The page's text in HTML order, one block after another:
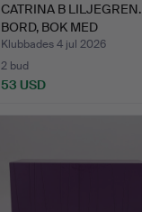
CATRINA B LILJEGREN.
BORD, BOK MED
PERSTOR…
Klubbades 4 jul 2026
2 bud
53 USD